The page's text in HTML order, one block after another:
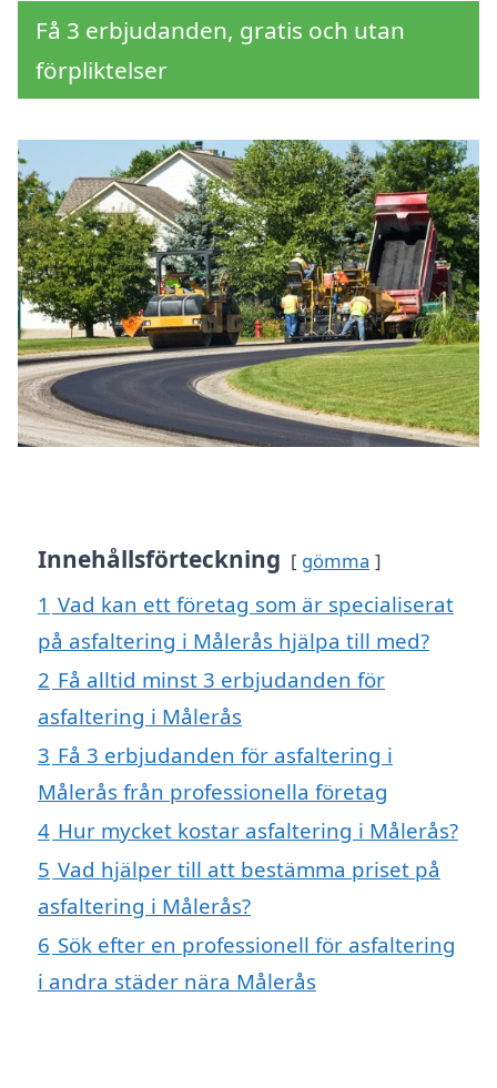
Få 3 erbjudanden, gratis och utan
förpliktelser
Innehållsförteckning gömma
1 Vad kan ett företag som är specialiserat
på asfaltering i Målerås hjälpa till med?
2 Få alltid minst 3 erbjudanden för
asfaltering i Målerås
3 Få 3 erbjudanden för asfaltering i
Målerås från professionella företag
4 Hur mycket kostar asfaltering i Målerås?
5 Vad hjälper till att bestämma priset på
asfaltering i Målerås?
6 Sök efter en professionell för asfaltering
i andra städer nära Målerås